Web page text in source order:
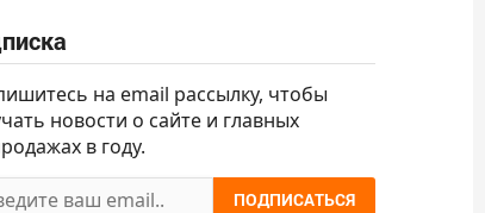
на email рассылку, чтобы
новости о сайте и главных
в году.
ПОДПИСАТЬСЯ